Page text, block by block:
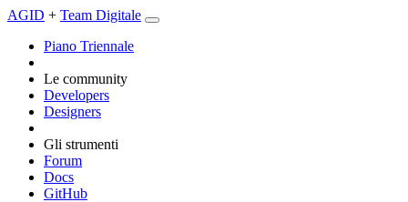
AGID + Team Digitale
Piano Triennale
Le community
Developers
Designers
Gli strumenti
Forum
Docs
GitHub